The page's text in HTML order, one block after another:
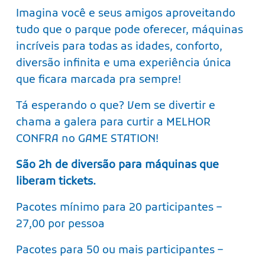
Imagina você e seus amigos aproveitando
tudo que o parque pode oferecer, máquinas
incríveis para todas as idades, conforto,
diversão infinita e uma experiência única
que ficara marcada pra sempre!
Tá esperando o que? Vem se divertir e
chama a galera para curtir a MELHOR
CONFRA no GAME STATION!
São 2h de diversão para máquinas que
liberam tickets.
Pacotes mínimo para 20 participantes –
27,00 por pessoa
Pacotes para 50 ou mais participantes –